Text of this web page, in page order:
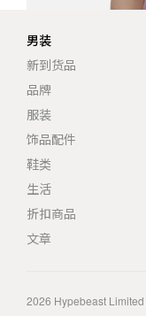
男装
新到货品
品牌
服装
饰品配件
鞋类
生活
折扣商品
文章
2026 Hypebeast Limited